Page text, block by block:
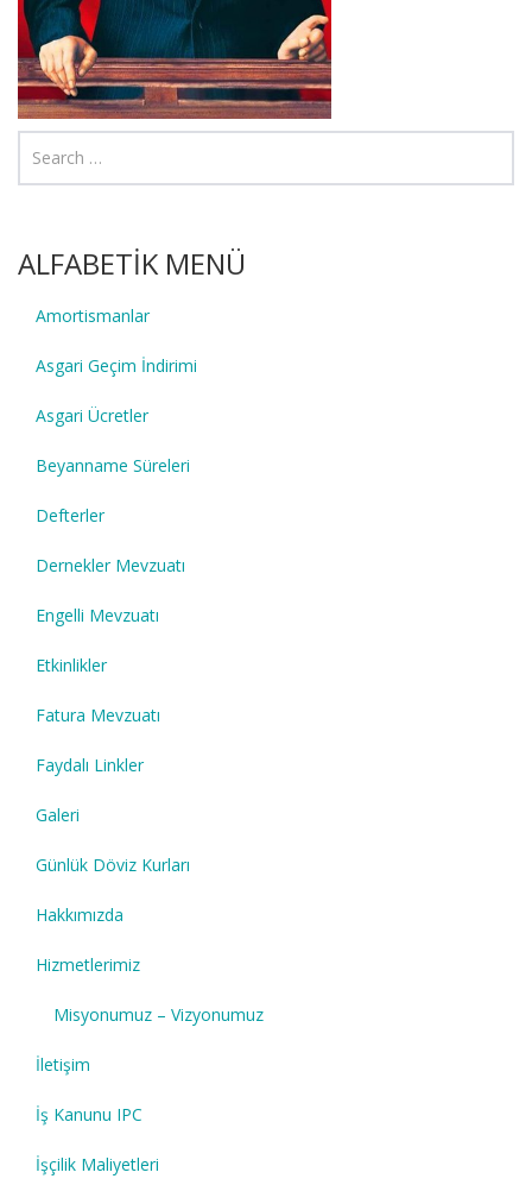
ALFABETİK MENÜ
Amortismanlar
Asgari Geçim İndirimi
Asgari Ücretler
Beyanname Süreleri
Defterler
Dernekler Mevzuatı
Engelli Mevzuatı
Etkinlikler
Fatura Mevzuatı
Faydalı Linkler
Galeri
Günlük Döviz Kurları
Hakkımızda
Hizmetlerimiz
Misyonumuz – Vizyonumuz
İletişim
İş Kanunu IPC
İşçilik Maliyetleri